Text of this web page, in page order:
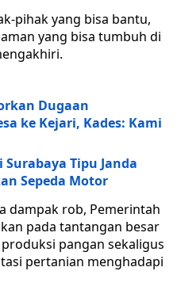
pihak yang bisa bantu,
yang bisa tumbuh di
Dugaan
ke Kejari, Kades: Kami
Tipu Janda
Sepeda Motor
dampak rob, Pemerintah
pada tantangan besar
pangan sekaligus
pertanian menghadapi